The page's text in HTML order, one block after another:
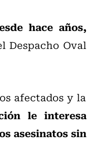
hace años,
Despacho Oval
afectados y la
le interesa
asesinatos sin